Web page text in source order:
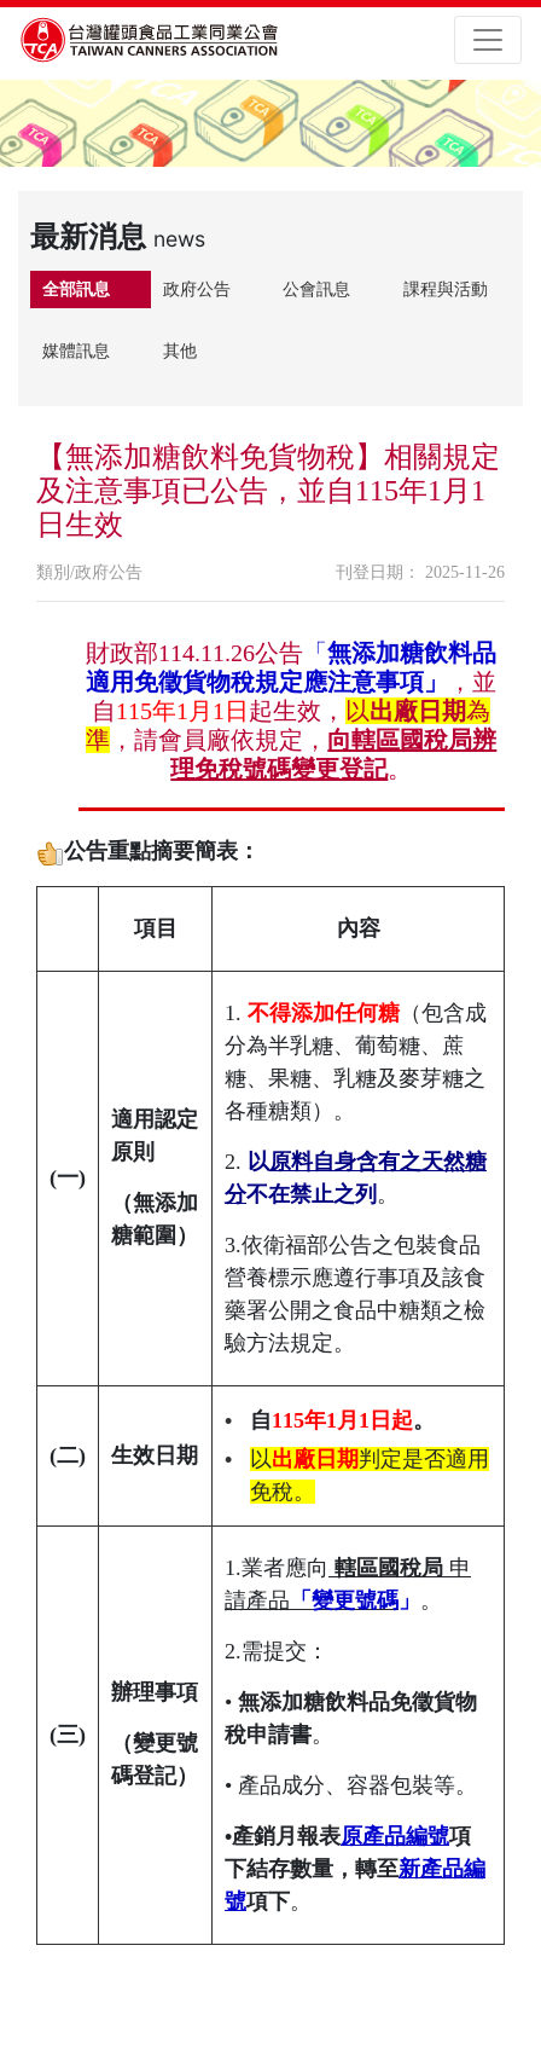
最新消息 news
全部訊息 政府公告 公會訊息 課程與活動
媒體訊息 其他
【無添加糖飲料免貨物稅】相關規定
及注意事項已公告，並自115年1月1
日生效
類別/政府公告 刊登日期： 2025-11-26
財政部114.11.26公告 「無添加糖飲料品
適用免徵貨物稅規定應注意事項」
，並
自115年1月1日 起生效， 以出廠日期為
準 ，請會員廠依規定， 向轄區國稅局辨
理免稅號碼變更登記。
公告重點摘要簡表：
項目 內容
(一)
適用認定
原則
（無添加
糖範圍）
1. 不得添加任何糖（包含成
分為半乳糖、葡萄糖、蔗
糖、果糖、乳糖及麥芽糖之
各種糖類）。
2. 以原料自身含有之天然糖
分不在禁止之列 。
3.依衛福部公告之包裝食品
營養標示應遵行事項及該食
藥署公開之食品中糖類之檢
驗方法規定。
(二) 生效日期
自115年1月1日起。
以出廠日期判定是否適用
免稅。
(三)
辦理事項
（變更號
碼登記）
1.業者應向 轄區國稅局 申
請產品 「變更號碼 」 。
2.需提交：
• 無添加糖飲料品免徵貨物
稅申請書。
• 產品成分、容器包裝等。
•產銷月報表原產品編號項
下結存數量，轉至新產品編
號項下。